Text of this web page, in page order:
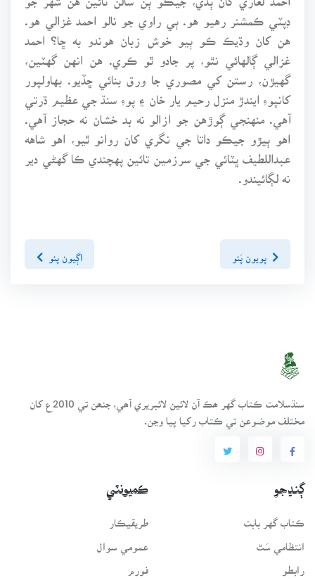
ڊپٽي ڪمشنر رهيو هو. ٻي راوي جو نالو احمد غزالي هو.
هن کان وڌيڪ ڪو ٻيو خوش زبان هوندو به ڇا؟ احمد
غزالي ڳالهائي نٿو، پر جادو ٿو ڪري. هن انهن گهٽين،
گهيڙن، رستن کي مصوري جا ورق بنائي ڇڏيو. بهاولپور
کانپوءِ ايندڙ منزل رحيم يار خان ۽ پوءِ سنڌ جي عظيم ڌرتي
آهي. منهنجي ڳوڙهن جو ازالو نه بد خشان نه حجاز آهي.
اهو ٻيڙو جيڪو داتا جي نگري کان روانو ٿيو، اهو شاهه
عبداللطيف ڀٽائي جي سرزمين تائين پهچندي ڪا گهڻي دير
نه لڳائيندو.
پويون پَنو اڳيون پنو
سنڌسلامت ڪتاب گهر ھڪ آن لائين لائبريري آھي، جنھن تي 2010ع کان
مختلف موضوعن تي ڪتاب رکيا پيا وڃن.
ڳنڍجو
ڪتاب گهر بابت
انتظامي سَٿ
رابطو
ڪميونٽي
طريقيڪار
عمومي سوال
فورم